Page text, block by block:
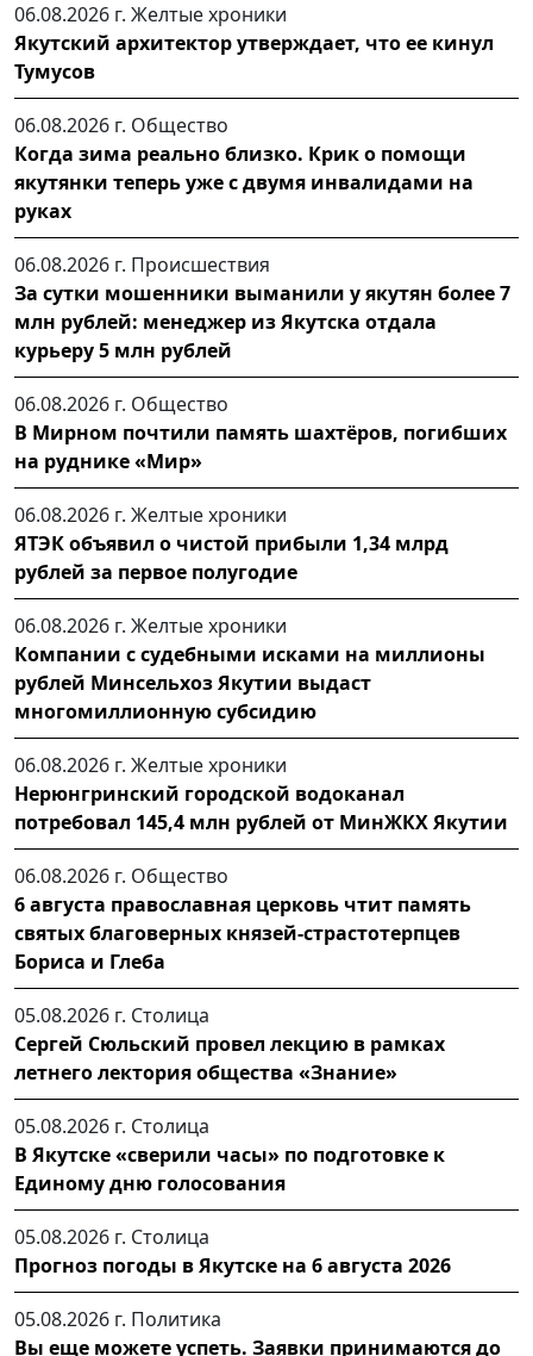
06.08.2026 г. Желтые хроники
Якутский архитектор утверждает, что ее кинул
Тумусов
06.08.2026 г. Общество
Когда зима реально близко. Крик о помощи
якутянки теперь уже с двумя инвалидами на
руках
06.08.2026 г. Происшествия
За сутки мошенники выманили у якутян более 7
млн рублей: менеджер из Якутска отдала
курьеру 5 млн рублей
06.08.2026 г. Общество
В Мирном почтили память шахтёров, погибших
на руднике «Мир»
06.08.2026 г. Желтые хроники
ЯТЭК объявил о чистой прибыли 1,34 млрд
рублей за первое полугодие
06.08.2026 г. Желтые хроники
Компании с судебными исками на миллионы
рублей Минсельхоз Якутии выдаст
многомиллионную субсидию
06.08.2026 г. Желтые хроники
Нерюнгринский городской водоканал
потребовал 145,4 млн рублей от МинЖКХ Якутии
06.08.2026 г. Общество
6 августа православная церковь чтит память
святых благоверных князей-страстотерпцев
Бориса и Глеба
05.08.2026 г. Столица
Сергей Сюльский провел лекцию в рамках
летнего лектория общества «Знание»
05.08.2026 г. Столица
В Якутске «сверили часы» по подготовке к
Единому дню голосования
05.08.2026 г. Столица
Прогноз погоды в Якутске на 6 августа 2026
05.08.2026 г. Политика
Вы еще можете успеть. Заявки принимаются до